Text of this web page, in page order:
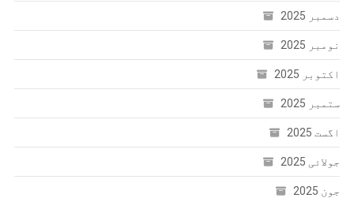
دسمبر 2025
نومبر 2025
اکتوبر 2025
ستمبر 2025
اگست 2025
جولائی 2025
جون 2025